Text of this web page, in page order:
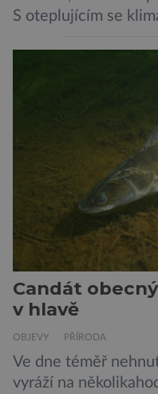
S oteplujícím se
Korea se v tomto
Candát
v hlavě
OBJEVY PŘÍRODA
Ve dne téměř
vyráží na